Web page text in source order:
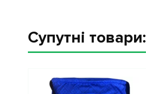
Супутні товари: